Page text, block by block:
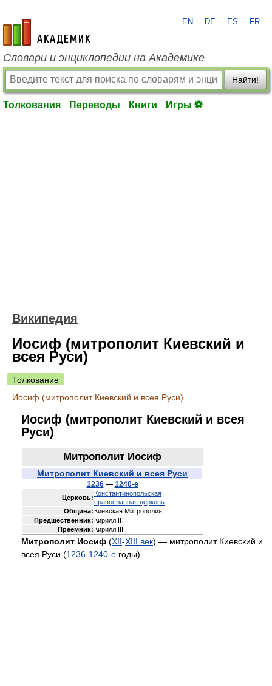
academic.ru
EN DE ES FR
Словари и энциклопедии на Академике
Найти!
Толкования Переводы Книги Игры ⚽
Википедия
Иосиф (митрополит Киевский и
всея Руси)
Толкование
Иосиф (митрополит Киевский и всея Руси)
Иосиф (митрополит Киевский и всея
Руси)
Митрополит Иосиф
Митрополит Киевский и всея Руси
1236— 1240-е
Церковь:
Константинопольская
православная церковь
Община:Киевская Митрополия
Предшественник:Кирилл II
Преемник:Кирилл III
Митрополит Иосиф (XII-XIII век) — митрополит Киевский и
всея Руси (1236-1240-е годы).